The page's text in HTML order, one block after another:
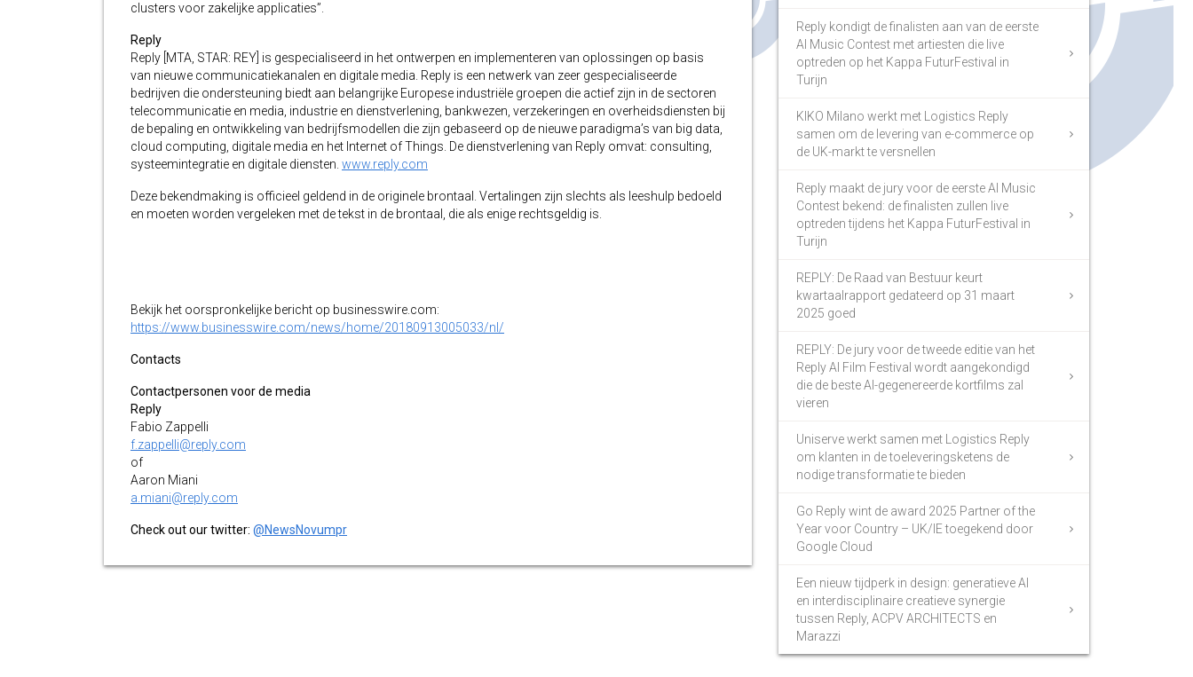
clusters voor zakelijke applicaties”.
Reply
Reply [MTA, STAR: REY] is gespecialiseerd in het ontwerpen en implementeren van oplossingen op basis
van nieuwe communicatiekanalen en digitale media. Reply is een netwerk van zeer gespecialiseerde
bedrijven die ondersteuning biedt aan belangrijke Europese industriële groepen die actief zijn in de sectoren
telecommunicatie en media, industrie en dienstverlening, bankwezen, verzekeringen en overheidsdiensten bij
de bepaling en ontwikkeling van bedrijfsmodellen die zijn gebaseerd op de nieuwe paradigma’s van big data,
cloud computing, digitale media en het Internet of Things. De dienstverlening van Reply omvat: consulting,
systeemintegratie en digitale diensten. www.reply.com
Deze bekendmaking is officieel geldend in de originele brontaal. Vertalingen zijn slechts als leeshulp bedoeld
en moeten worden vergeleken met de tekst in de brontaal, die als enige rechtsgeldig is.
Bekijk het oorspronkelijke bericht op businesswire.com:
https://www.businesswire.com/news/home/20180913005033/nl/
Contacts
Contactpersonen voor de media
Reply
Fabio Zappelli
f.zappelli@reply.com
of
Aaron Miani
a.miani@reply.com
Check out our twitter: @NewsNovumpr
Reply kondigt de finalisten aan van de eerste
AI Music Contest met artiesten die live
optreden op het Kappa FuturFestival in
Turijn
KIKO Milano werkt met Logistics Reply
samen om de levering van e-commerce op
de UK-markt te versnellen
Reply maakt de jury voor de eerste AI Music
Contest bekend: de finalisten zullen live
optreden tijdens het Kappa FuturFestival in
Turijn
REPLY: De Raad van Bestuur keurt
kwartaalrapport gedateerd op 31 maart
2025 goed
REPLY: De jury voor de tweede editie van het
Reply AI Film Festival wordt aangekondigd
die de beste AI-gegenereerde kortfilms zal
vieren
Uniserve werkt samen met Logistics Reply
om klanten in de toeleveringsketens de
nodige transformatie te bieden
Go Reply wint de award 2025 Partner of the
Year voor Country – UK/IE toegekend door
Google Cloud
Een nieuw tijdperk in design: generatieve AI
en interdisciplinaire creatieve synergie
tussen Reply, ACPV ARCHITECTS en
Marazzi